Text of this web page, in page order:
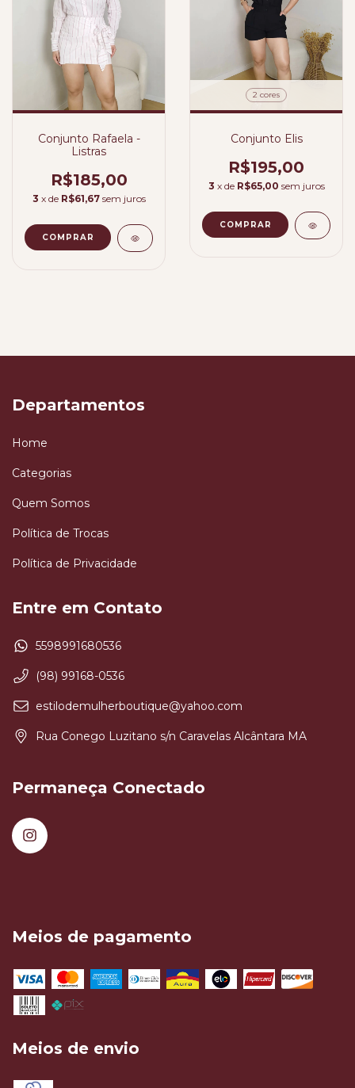
Conjunto Rafaela -
Listras
R$185,00
3 x de R$61,67 sem juros
COMPRAR
2 cores
Conjunto Elis
R$195,00
3 x de R$65,00 sem juros
COMPRAR
Departamentos
Home
Categorias
Quem Somos
Política de Trocas
Política de Privacidade
Entre em Contato
5598991680536
(98) 99168-0536
estilodemulherboutique@yahoo.com
Rua Conego Luzitano s/n Caravelas Alcântara MA
Permaneça Conectado
Meios de pagamento
Meios de envio